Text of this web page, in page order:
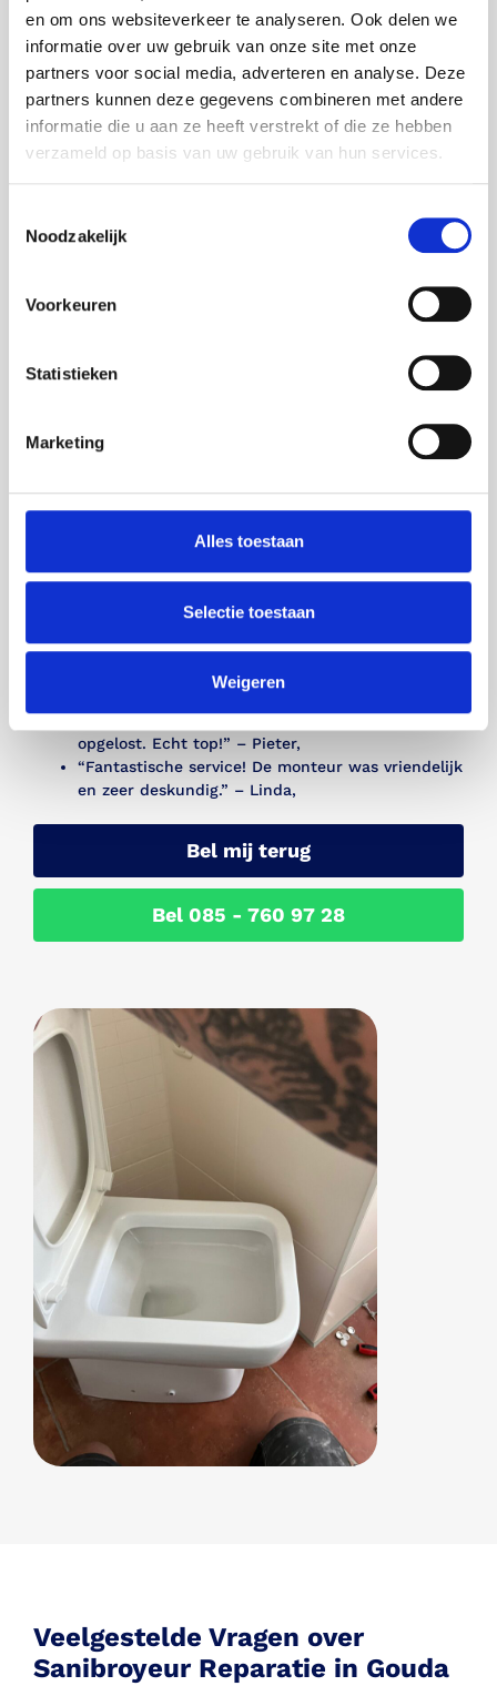
en om ons websiteverkeer te analyseren. Ook delen we
informatie over uw gebruik van onze site met onze
partners voor social media, adverteren en analyse. Deze
partners kunnen deze gegevens combineren met andere
informatie die u aan ze heeft verstrekt of die ze hebben
verzameld op basis van uw gebruik van hun services.
Noodzakelijk
Voorkeuren
Statistieken
Marketing
Alles toestaan
Selectie toestaan
Weigeren
Tevreden Klanten in
Gouda
Lees onze geweldige recensies van tevreden klanten in
Positieve Recensies
: Onze klanten waarderen
: Wij doen er alles aan om
ervoor te zorgen dat onze klanten tevreden zijn
: Veel van onze nieuwe klanten
komen bij ons terecht via aanbevelingen van
Wat Onze Klanten
Zeggen
Wij zijn trots op de positieve feedback die we
Hier zijn enkele recensies van tevreden klanten:
weer perfect!” – Jan,
“Snelle en professionele reparatie, zeer
“Ik kon niet geloven hoe snel mijn probleem was
opgelost. Echt top!” – Pieter,
“Fantastische service! De monteur was vriendelijk
en zeer deskundig.” – Linda,
Bel mij terug
Bel 085 - 760 97 28
Veelgestelde Vragen over
Sanibroyeur Reparatie in Gouda